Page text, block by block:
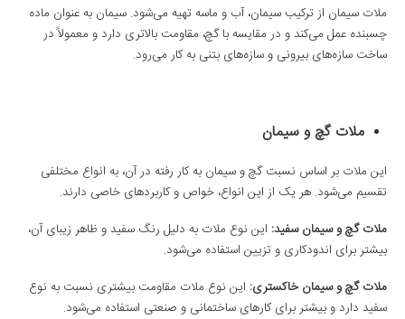
ملات سیمان از ترکیب سیمان، آب و ماسه تهیه می‌شود. سیمان به عنوان ماده
چسبنده عمل می‌کند و در مقایسه با گچ، مقاومت بالاتری دارد و معمولاً در
ساخت سازه‌های بیرونی و سازه‌های بتنی به کار می‌رود.
ملات گچ و سیمان
این ملات بر اساس نسبت گچ و سیمان به کار رفته در آن، به انواع مختلفی
تقسیم می‌شود. هر یک از این انواع، خواص و کاربردهای خاصی دارند.
ملات گچ و سیمان سفید: این نوع ملات به دلیل رنگ سفید و ظاهر زیبای آن،
بیشتر برای اندودکاری و تزیین استفاده می‌شود.
ملات گچ و سیمان خاکستری: این نوع ملات مقاومت بیشتری نسبت به نوع
سفید دارد و بیشتر برای کارهای ساختمانی و صنعتی استفاده می‌شود.